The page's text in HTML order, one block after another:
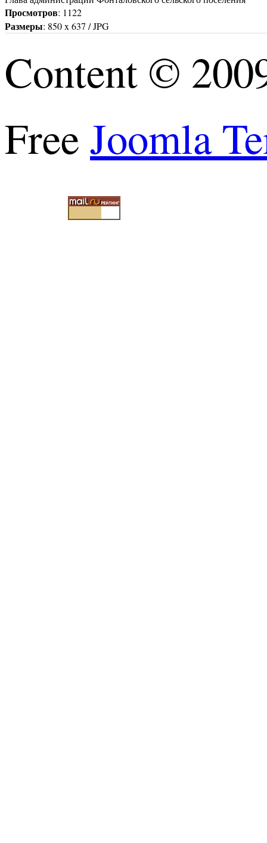
Просмотров: 1122
Размеры: 850 x 637 / JPG
Content ©
Free Joomla